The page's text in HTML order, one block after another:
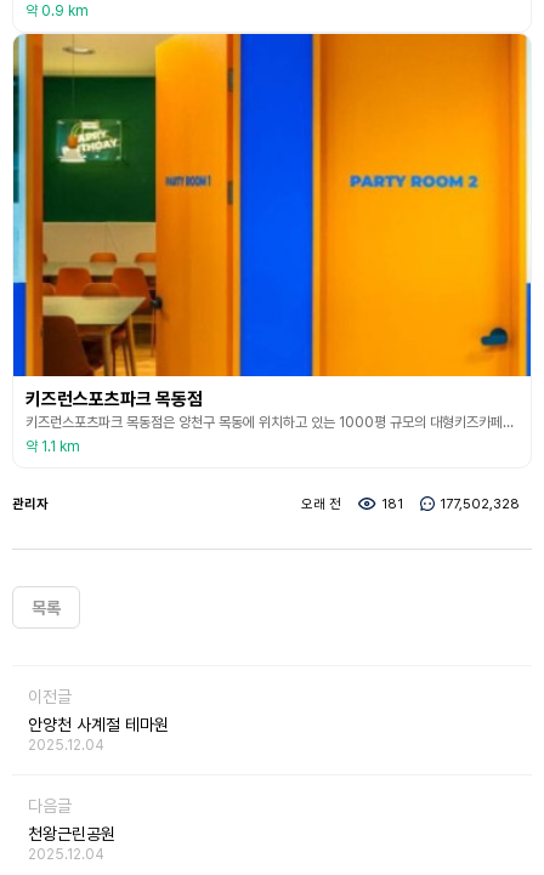
약 0.9 km
키즈런스포츠파크 목동점
키즈런스포츠파크 목동점은 양천구 목동에 위치하고 있는 1000평 규모의 대형키즈카페이다. 키즈런스포츠파크는 다양한 스포츠형 콘텐츠를 보유하고 있어 서울 도심에서 대형 규모로 실내 제약 없이 활발한 신체활동이 가능한 쾌적한 환경을 제공한다. 아이들에게 인기 만점인 카트존, 드롭슬라이드, 제트플라잉, 튜브슬라이드, 바이킹보드 등 스포츠파크에 걸맞은 놀이시설뿐만 아니라 컬러링월드, 편백놀이, 닌텐도 존, 에어바운스 등 다양한 인기 놀이 시설이 있어 연령대 상
약 1.1 km
관리자 오래 전 181 177,502,328
목록
이전글
안양천 사계절 테마원
2025.12.04
다음글
천왕근린공원
2025.12.04